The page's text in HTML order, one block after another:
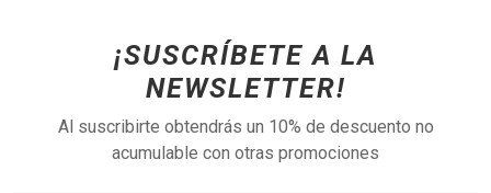
¡SUSCRÍBETE A LA
NEWSLETTER!
Al suscribirte obtendrás un 10% de descuento no
acumulable con otras promociones